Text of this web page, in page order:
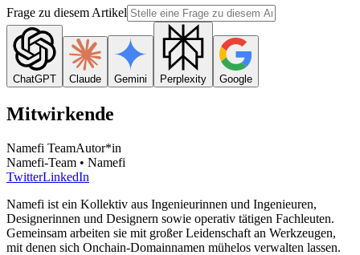
Frage zu diesem Artikel
ChatGPT Claude Gemini Perplexity Google
Mitwirkende
Namefi TeamAutor*in
Namefi-Team • Namefi
TwitterLinkedIn
Namefi ist ein Kollektiv aus Ingenieurinnen und Ingenieuren,
Designerinnen und Designern sowie operativ tätigen Fachleuten.
Gemeinsam arbeiten sie mit großer Leidenschaft an Werkzeugen,
mit denen sich Onchain-Domainnamen mühelos verwalten lassen.